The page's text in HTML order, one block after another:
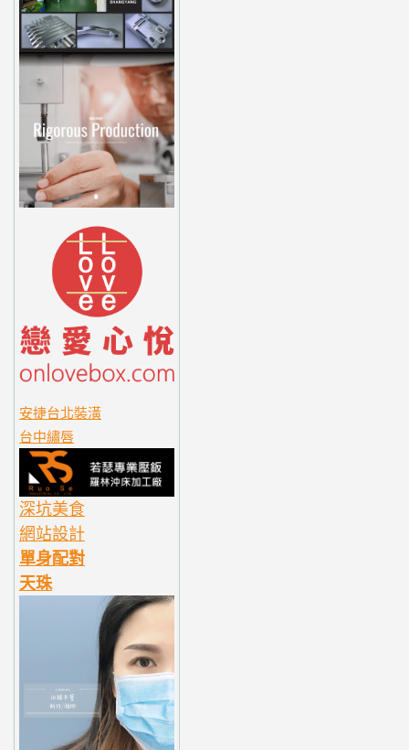
安捷台北裝潢
台中繡唇
深坑美食
網站設計
單身配對
天珠